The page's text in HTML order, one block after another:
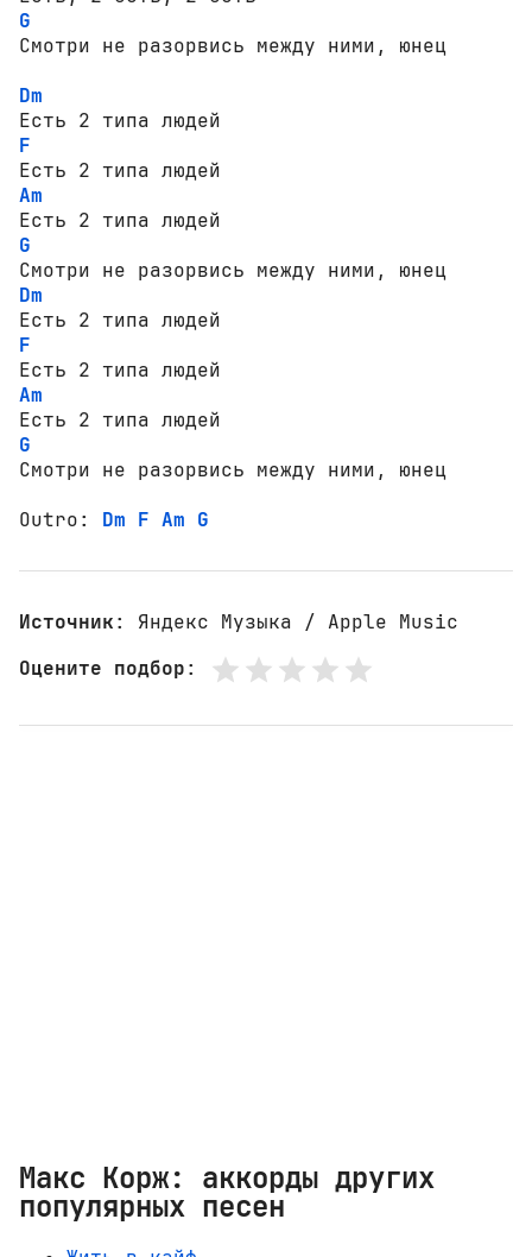
G
Смотри не разорвись между ними, юнец
Dm
F
Am
G
Dm
F
Am
G
Смотри не разорвись между ними, юнец
Outro: Dm F Am G
Источник: Яндекс Музыка / Apple Music
Оцените подбор:
Макс Корж: аккорды других
популярных песен